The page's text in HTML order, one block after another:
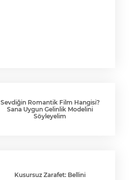
Sevdiğin Romantik Film Hangisi?
Sana Uygun Gelinlik Modelini
Söyleyelim
Kusursuz Zarafet: Bellini